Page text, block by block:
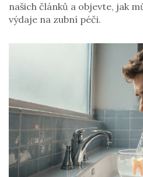
našich článků a objevte, jak
výdaje na zubní péči.